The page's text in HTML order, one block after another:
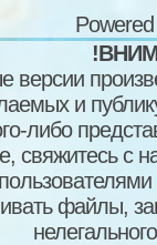
версии
и
либо
свяжитесь
файлы,